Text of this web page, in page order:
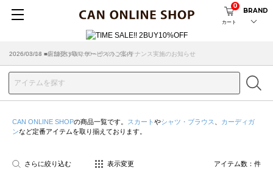
カート
0
BRAND
2026/08/04 ■8/13(木)AM2:00～サイトメンテナンス実施のお知らせ
2026/03/18 ■店舗受け取りサービスのご案内
CAN ONLINE SHOPの商品一覧です。 スカート やシャツ・ブラウス
カーディガ
ンなど定番アイテムを取り揃えております。
さらに絞り込む 表示変更 アイテム数： 件